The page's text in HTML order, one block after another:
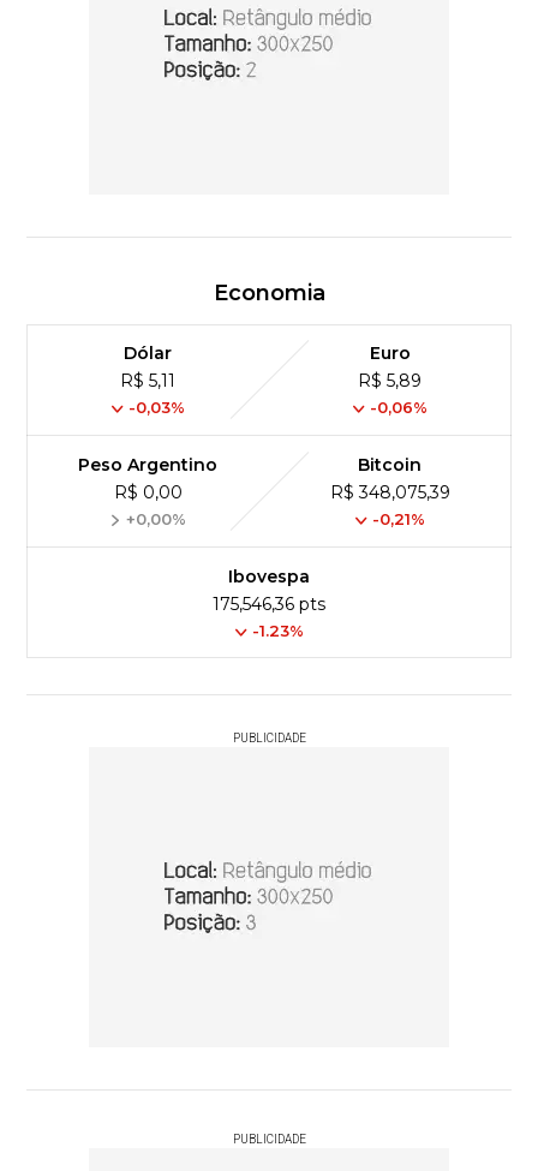
Economia
Dólar
R$ 5,11
-0,03%
Euro
R$ 5,89
-0,06%
Peso Argentino
R$ 0,00
+0,00%
Bitcoin
R$ 348,075,39
-0,21%
Ibovespa
175,546,36 pts
-1.23%
PUBLICIDADE
PUBLICIDADE